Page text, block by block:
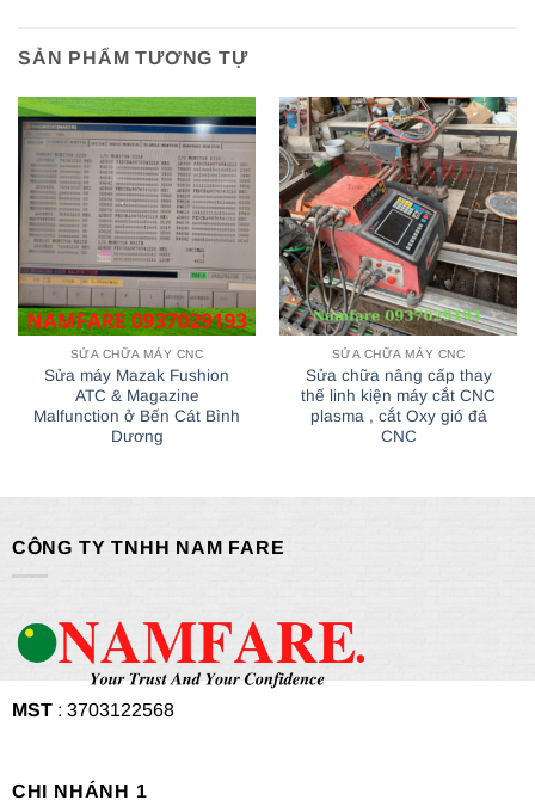
SẢN PHẨM TƯƠNG TỰ
SỬA CHỮA MÁY CNC
Sửa máy Mazak Fushion
ATC & Magazine
Malfunction ở Bến Cát Bình
Dương
SỬA CHỮA MÁY CNC
Sửa chữa nâng cấp thay
thế linh kiện máy cắt CNC
plasma , cắt Oxy gió đá
CNC
CÔNG TY TNHH NAM FARE
MST: 3703122568
CHI NHÁNH 1